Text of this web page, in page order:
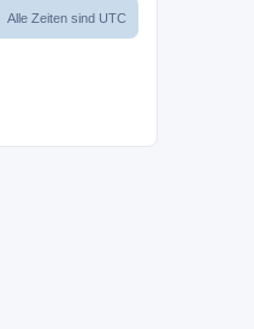
Alle Zeiten sind UTC